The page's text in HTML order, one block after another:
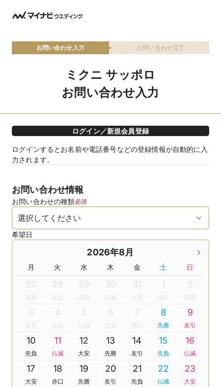
お問い合わせ入力 お問い合わせ完了
ミクニ サッポロ
お問い合わせ入力
ログイン／新規会員登録
ログインするとお名前や電話番号などの登録情報が自動的に入
力されます。
お問い合わせ情報
お問い合わせの種類必須
希望日
2026年8月
月 火 水 木 金 土 日
27 28
友引
29
先負
30
仏滅
31
大安
1 2
3
友引
4
先負
5
仏滅
6
大安
7 8
先勝
9
友引
10
先負
11
仏滅
12
大安
13
先勝
14
友引
15
先負
16
仏滅
17
大安
18
赤口
19
先勝
20
友引
21
先負
22
仏滅
23
大安